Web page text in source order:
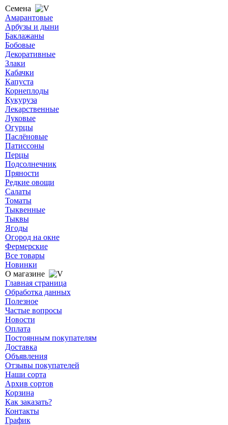
Семена
Амарантовые
Арбузы и дыни
Баклажаны
Бобовые
Декоративные
Злаки
Кабачки
Капуста
Корнеплоды
Кукуруза
Лекарственные
Луковые
Огурцы
Паслёновые
Патиссоны
Перцы
Подсолнечник
Пряности
Редкие овощи
Салаты
Томаты
Тыквенные
Тыквы
Ягоды
Огород на окне
Фермерские
Все товары
Новинки
О магазине
Главная страница
Обработка данных
Полезное
Частые вопросы
Новости
Оплата
Постоянным покупателям
Доставка
Объявления
Отзывы покупателей
Наши сорта
Архив сортов
Корзина
Как заказать?
Контакты
График